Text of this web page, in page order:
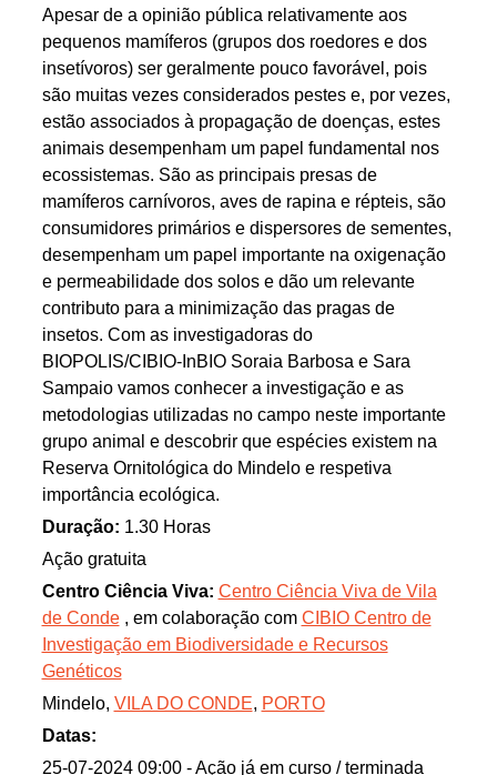
Apesar de a opinião pública relativamente aos
pequenos mamíferos (grupos dos roedores e dos
insetívoros) ser geralmente pouco favorável, pois
são muitas vezes considerados pestes e, por vezes,
estão associados à propagação de doenças, estes
animais desempenham um papel fundamental nos
ecossistemas. São as principais presas de
mamíferos carnívoros, aves de rapina e répteis, são
consumidores primários e dispersores de sementes,
desempenham um papel importante na oxigenação
e permeabilidade dos solos e dão um relevante
contributo para a minimização das pragas de
insetos. Com as investigadoras do
BIOPOLIS/CIBIO-InBIO Soraia Barbosa e Sara
Sampaio vamos conhecer a investigação e as
metodologias utilizadas no campo neste importante
grupo animal e descobrir que espécies existem na
Reserva Ornitológica do Mindelo e respetiva
importância ecológica.
Duração: 1.30 Horas
Ação gratuita
Centro Ciência Viva: Centro Ciência Viva de Vila
de Conde, em colaboração com CIBIO Centro de
Investigação em Biodiversidade e Recursos
Genéticos
Mindelo, VILA DO CONDE, PORTO
Datas:
25-07-2024 09:00 - Ação já em curso / terminada